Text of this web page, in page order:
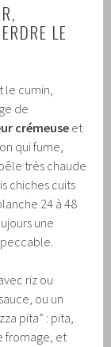
LE
le cumin,
de
crémeuseet
qui fume,
très chaude
chiches cuits
24 à 48
une
riz ou
ou un
pita” : pita,
fromage, et